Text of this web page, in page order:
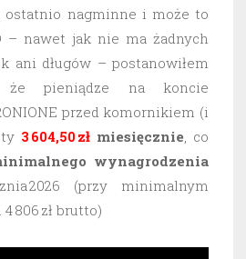
ostatnio nagminne i może to
– nawet jak nie ma żadnych
ani długów – postanowiłem
że pieniądze na koncie
przed komornikiem (i
3 604,50 złmiesięcznie, co
wynagrodzenia
2026 (przy minimalnym
806 zł brutto)